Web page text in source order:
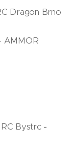
Dragon Brno
AMMOR
Bystrc-